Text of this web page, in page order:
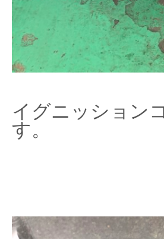
イグニッション
す。